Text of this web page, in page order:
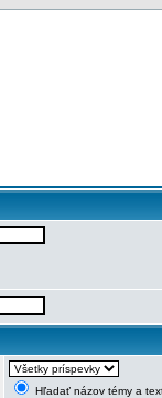
Hľadať názov témy a